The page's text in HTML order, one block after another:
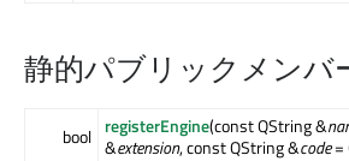
静的パブリックメンバ
bool registerEngine(const QString &
&extension, const QString &code=